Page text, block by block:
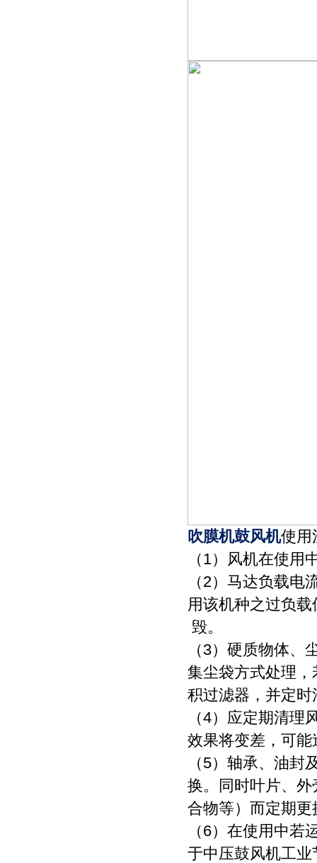
吹膜机鼓风机使用
（1）风机在使
（2）马达负载
用该机种之过负
毁。
（3）硬质物体
集尘袋方式处理
积过滤器，并定
（4）应定期清
效果将变差，可
（5）轴承、油
换。同时叶片、
合物等）而定期更
（6）在使用中
于中压鼓风机工